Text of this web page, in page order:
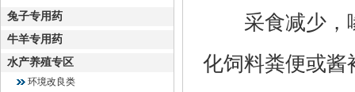
兔子专用药
牛羊专用药
水产养殖专区
环境改良类
采食减少，喙
化饲料粪便或酱